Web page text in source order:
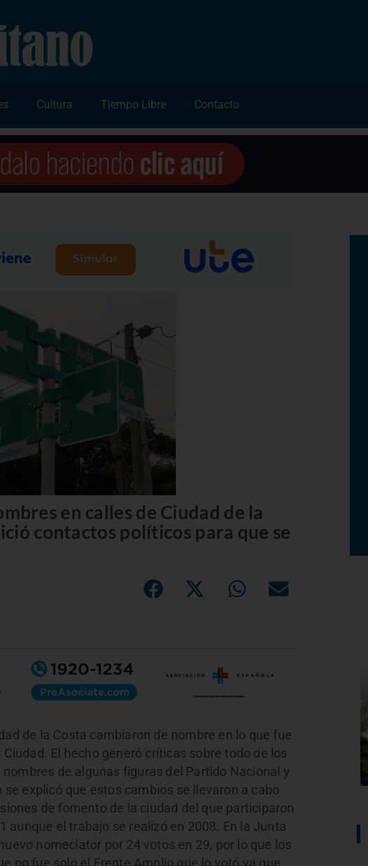
Cultura Tiempo Libre Contacto
en calles de Ciudad de la
contactos políticos para que se
de la Costa cambiaron de nombre en lo que fue
El hecho generó críticas sobre todo de los
de algunas figuras del Partido Nacional y
explicó que estos cambios se llevaron a cabo
de fomento de la ciudad del que participaron
aunque el trabajo se realizó en 2008. En la Junta
nomeclator por 24 votos en 29, por lo que los
no fue solo el Frente Amplio que lo votó ya que